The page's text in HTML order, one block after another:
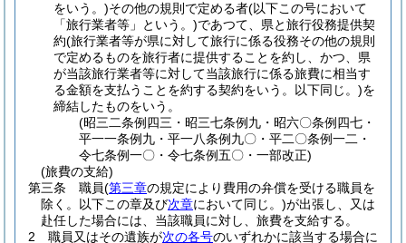
をいう。)その他の規則で定める者(以下この号において
「旅行業者等」という。)であつて、県と旅行役務提供契
約(旅行業者等が県に対して旅行に係る役務その他の規則
で定めるものを旅行者に提供することを約し、かつ、県
が当該旅行業者等に対して当該旅行に係る旅費に相当す
る金額を支払うことを約する契約をいう。以下同じ。)を
締結したものをいう。
(昭三二条例四三・昭三七条例九・昭六〇条例四七・
平一一条例九・平一八条例九〇・平二〇条例一二・
令七条例一〇・令七条例五〇・一部改正)
(旅費の支給)
第三条
職員(第三章の規定により費用の弁償を受ける職員を
除く。以下この章及び次章において同じ。)が出張し、又は
赴任した場合には、当該職員に対し、旅費を支給する。
2
職員又はその遺族が次の各号のいずれかに該当する場合に